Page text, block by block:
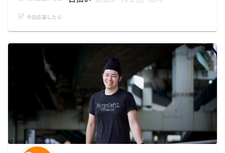
今日応募したら